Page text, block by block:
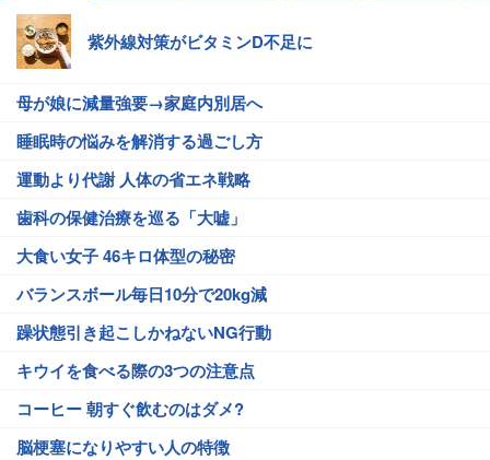
紫外線対策がビタミンD不足に
母が娘に減量強要→家庭内別居へ
睡眠時の悩みを解消する過ごし方
運動より代謝 人体の省エネ戦略
歯科の保健治療を巡る「大嘘」
大食い女子 46キロ体型の秘密
バランスボール毎日10分で20kg減
躁状態引き起こしかねないNG行動
キウイを食べる際の3つの注意点
コーヒー 朝すぐ飲むのはダメ?
脳梗塞になりやすい人の特徴